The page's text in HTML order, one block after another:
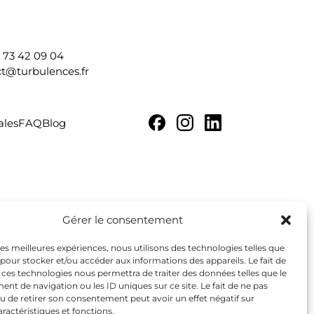
Gérer le consentement
meilleures expériences, nous utilisons des technologies telles que
stocker et/ou accéder aux informations des appareils. Le fait de
technologies nous permettra de traiter des données telles que le
de navigation ou les ID uniques sur ce site. Le fait de ne pas
de retirer son consentement peut avoir un effet négatif sur
et fonctions.
73 42 09 04
FAQBlog